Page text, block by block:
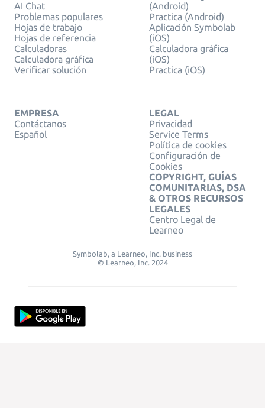
AI Chat
Problemas populares
Hojas de trabajo
Hojas de referencia
Calculadoras
Calculadora gráfica
Verificar solución
(Android)
Practica (Android)
Aplicación Symbolab
(iOS)
Calculadora gráfica
(iOS)
Practica (iOS)
EMPRESA
Contáctanos
Español
LEGAL
Privacidad
Service Terms
Política de cookies
Configuración de
Cookies
COPYRIGHT, GUÍAS
COMUNITARIAS, DSA
& OTROS RECURSOS
LEGALES
Centro Legal de
Learneo
Symbolab, a Learneo, Inc. business
© Learneo, Inc. 2024